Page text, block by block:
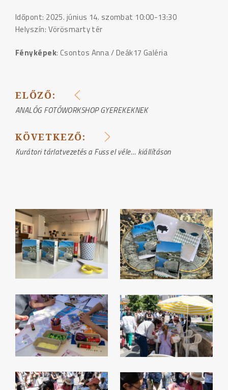
Időpont: 2025. június 14. szombat 10:00-13:30
Helyszín: Vörösmarty tér
Fényképek: Csontos Anna / Deák17 Galéria
BEJEGYZÉS
NAVIGÁCIÓ
ELŐZŐ:
ANALÓG FOTÓWORKSHOP GYEREKEKNEK
KÖVETKEZŐ:
Kurátori tárlatvezetés a Fuss el véle… kiállításon